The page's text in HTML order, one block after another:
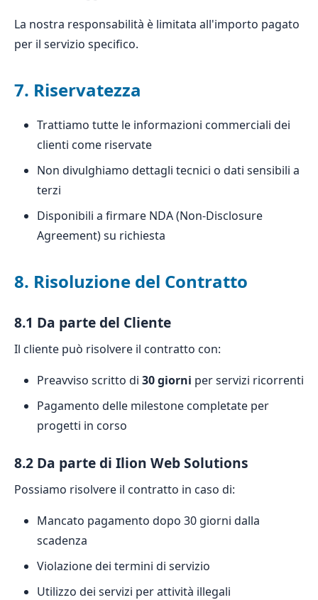
La nostra responsabilità è limitata all'importo pagato
per il servizio specifico.
7. Riservatezza
Trattiamo tutte le informazioni commerciali dei
clienti come riservate
Non divulghiamo dettagli tecnici o dati sensibili a
terzi
Disponibili a firmare NDA (Non-Disclosure
Agreement) su richiesta
8. Risoluzione del Contratto
8.1 Da parte del Cliente
Il cliente può risolvere il contratto con:
Preavviso scritto di 30 giorni per servizi ricorrenti
Pagamento delle milestone completate per
progetti in corso
8.2 Da parte di Ilion Web Solutions
Possiamo risolvere il contratto in caso di:
Mancato pagamento dopo 30 giorni dalla
scadenza
Violazione dei termini di servizio
Utilizzo dei servizi per attività illegali